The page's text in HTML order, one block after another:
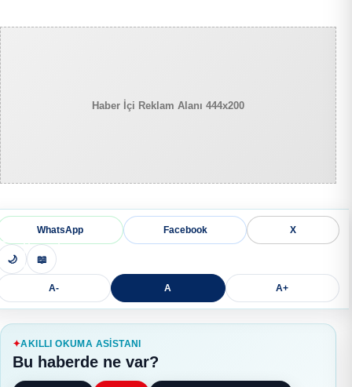
Haber İçi Reklam Alanı 444x200
WhatsApp Facebook X
🌙 📖
A- A A+
AKILLI OKUMA ASISTANI
Bu haberde ne var?